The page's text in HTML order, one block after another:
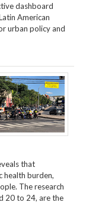
dashboard
American
urban policy and
that
health burden,
The research
20 to 24, are the